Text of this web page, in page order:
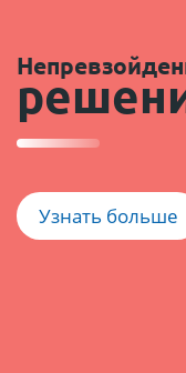
Узнать больше